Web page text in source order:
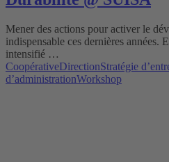
Mener des actions pour activer le
indispensable ces dernières années.
intensifié …
CoopérativeDirectionStratégie
d’administrationWorkshop